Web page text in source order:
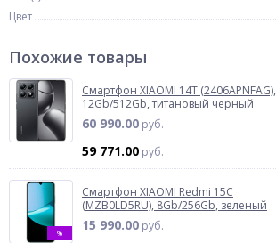
Цвет
Похожие товары
Смартфон XIAOMI 14T (2406APNFAG),
12Gb/512Gb, титановый черный
60 990.00 руб.
59 771.00 руб.
%
Смартфон XIAOMI Redmi 15C
(MZB0LD5RU), 8Gb/256Gb, зеленый
15 990.00 руб.